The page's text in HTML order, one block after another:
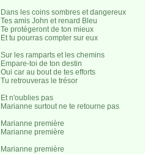
Dans les coins sombres et dangereux
Tes amis John et renard Bleu
Te protégeront de ton mieux
Et tu pourras compter sur eux
Sur les ramparts et les chemins
Empare-toi de ton destin
Oui car au bout de tes efforts
Tu retrouveras le trésor
Et n'oublies pas
Marianne surtout ne te retourne pas
Marianne première
Marianne première
Marianne première